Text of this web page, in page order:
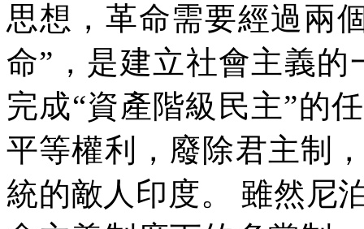
思想，革命需要經過兩
命”，是建立社會主義的
完成“資產階級民主”的
平等權利，廢除君主制
統的敵人印度。
雖然尼